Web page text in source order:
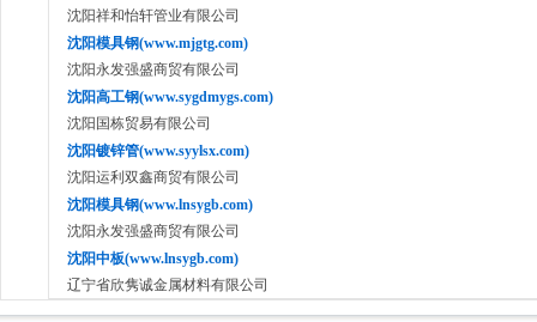
沈阳祥和怡轩管业有限公司
沈阳模具钢(www.mjgtg.com)
沈阳永发强盛商贸有限公司
沈阳高工钢(www.sygdmygs.com)
沈阳国栋贸易有限公司
沈阳镀锌管(www.syylsx.com)
沈阳运利双鑫商贸有限公司
沈阳模具钢(www.lnsygb.com)
沈阳永发强盛商贸有限公司
沈阳中板(www.lnsygb.com)
辽宁省欣隽诚金属材料有限公司